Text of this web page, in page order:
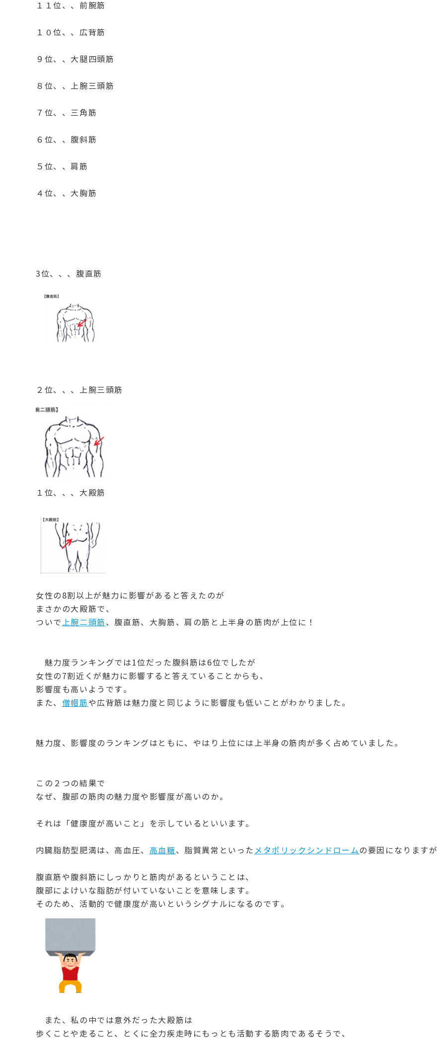
１１位、、前腕筋
１０位、、広背筋
９位、、大腿四頭筋
８位、、上腕三頭筋
７位、、三角筋
６位、、腹斜筋
５位、、肩筋
４位、、大胸筋
3位、、、腹直筋
２位、、、上腕三頭筋
１位、、、大殿筋
女性の8割以上が魅力に影響があると答えたのが
まさかの大殿筋で、
ついで 上腕二頭筋 、腹直筋、大胸筋、肩の筋と上半身の筋肉が上位に！
魅力度ランキングでは1位だった腹斜筋は6位でしたが
女性の7割近くが魅力に影響すると答えていることからも、
影響度も高いようです。
また、 僧帽筋や広背筋は魅力度と同じように影響度も低いことがわかりました。
魅力度、影響度のランキングはともに、やはり上位には上半身の筋肉が多く占めていました。
この２つの結果で
なぜ、腹部の筋肉の魅力度や影響度が高いのか。
それは「健康度が高いこと」を示しているといいます。
内臓脂肪型肥満は、高血圧、 高血糖、脂質異常といった メタボリックシンドローム の要因になりますが
腹直筋や腹斜筋にしっかりと筋肉があるということは、
腹部によけいな脂肪が付いていないことを意味します。
そのため、活動的で健康度が高いというシグナルになるのです。
また、私の中では意外だった大殿筋は
歩くことや走ること、とくに全力疾走時にもっとも活動する筋肉であるそうで、